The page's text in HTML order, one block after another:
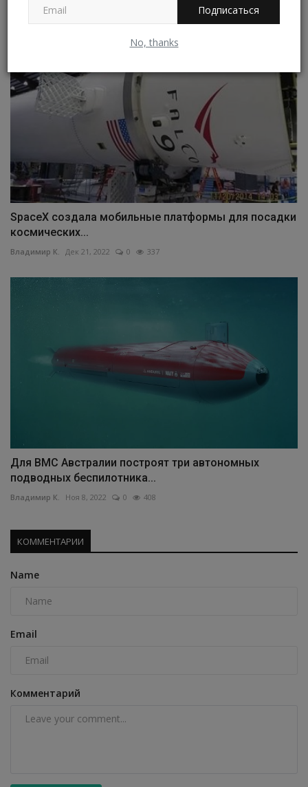
Подписаться
No, thanks
Владимир К. Ноя 8, 2022
SpaceX создала мобильные платформы для посадки
космических...
Владимир К. Дек 21, 2022 0 337
Для ВМС Австралии построят три автономных
подводных беспилотника...
Владимир К. Ноя 8, 2022 0 408
КОММЕНТАРИИ
Name
Email
Комментарий